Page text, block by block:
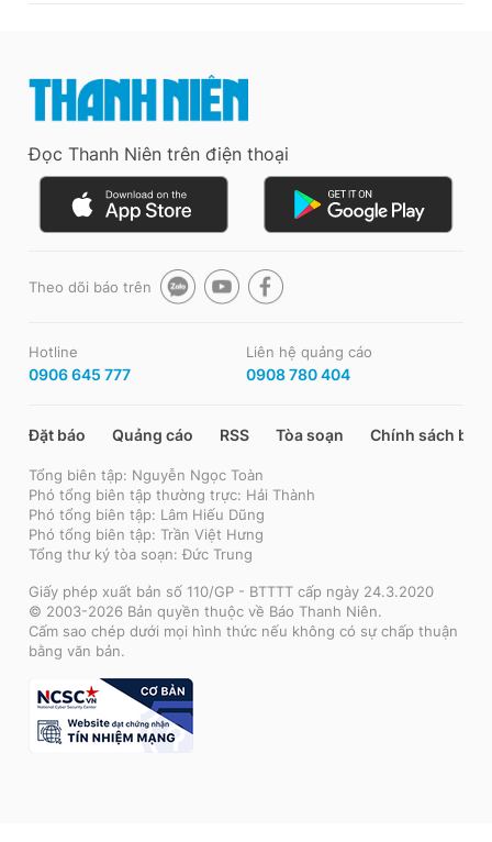
Đọc Thanh Niên trên điện thoại
Theo dõi báo trên
Hotline
0906 645 777
Liên hệ quảng cáo
0908 780 404
Đặt báo Quảng cáo RSS Tòa soạn Chính sách bảo
Tổng biên tập: Nguyễn Ngọc Toàn
Phó tổng biên tập thường trực: Hải Thành
Phó tổng biên tập: Lâm Hiếu Dũng
Phó tổng biên tập: Trần Việt Hưng
Tổng thư ký tòa soạn: Đức Trung
Giấy phép xuất bản số 110/GP - BTTTT cấp ngày 24.3.2020
© 2003-2026 Bản quyền thuộc về Báo Thanh Niên.
Cấm sao chép dưới mọi hình thức nếu không có sự chấp thuận
bằng văn bản.